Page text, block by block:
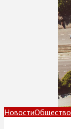
НовостиОбщество